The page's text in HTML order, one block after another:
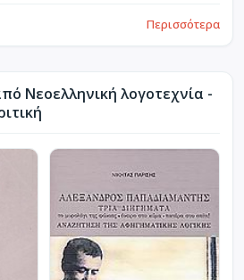
Περισσότερα
Νεοελληνική λογοτεχνία -